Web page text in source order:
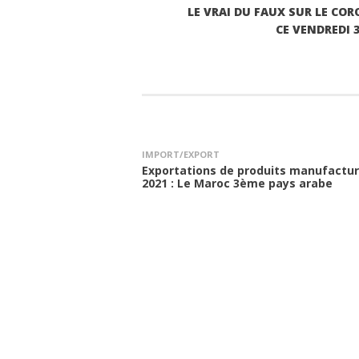
LE VRAI DU FAUX SUR LE
CE VENDREDI
IMPORT/EXPORT
Exportations de produits
2021 : Le Maroc 3ème pays arabe